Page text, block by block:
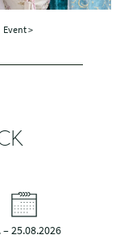
Event >
– 25.08.2026